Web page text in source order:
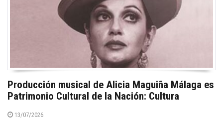
Producción musical de Alicia Maguiña Málaga es
Patrimonio Cultural de la Nación: Cultura
13/07/2026